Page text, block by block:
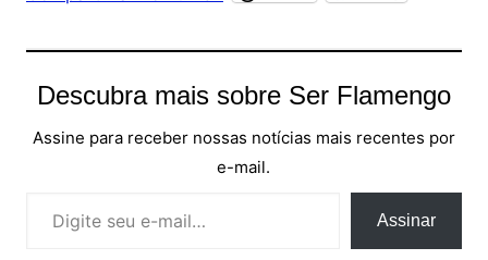
Descubra mais sobre Ser Flamengo
Assine para receber nossas notícias mais recentes por
e-mail.
Assinar